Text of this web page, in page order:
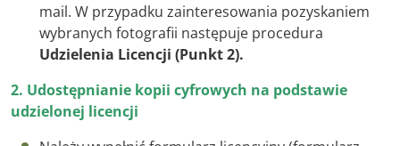
mail. W przypadku zainteresowania pozyskaniem
wybranych fotografii następuje procedura
Udzielenia Licencji (Punkt 2).
2. Udostępnianie kopii cyfrowych na podstawie
udzielonej licencji